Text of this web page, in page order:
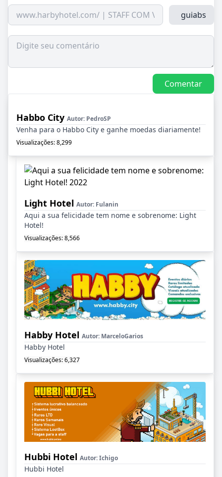
guiabs
Comentar
Habbo City Autor: PedroSP
Venha para o Habbo City e ganhe moedas diariamente!
Visualizações: 8,299
Light Hotel Autor: Fulanin
Aqui a sua felicidade tem nome e sobrenome: Light
Hotel!
Visualizações: 8,566
Habby Hotel Autor: MarceloGarios
Habby Hotel
Visualizações: 6,327
Hubbi Hotel Autor:Ichigo
Hubbi Hotel